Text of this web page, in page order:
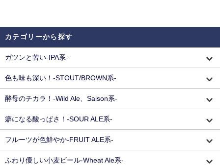
カテゴリーから探す
ガツンと苦い-IPA系-
色も味も深い！-STOUT/BROWN系-
酵母のチカラ！-Wild Ale、Saison系-
癖になる酸っぱさ！-SOUR ALE系-
フルーツが色鮮やか-FRUIT ALE系-
ふわり優しい小麦ビール-Wheat Ale系-